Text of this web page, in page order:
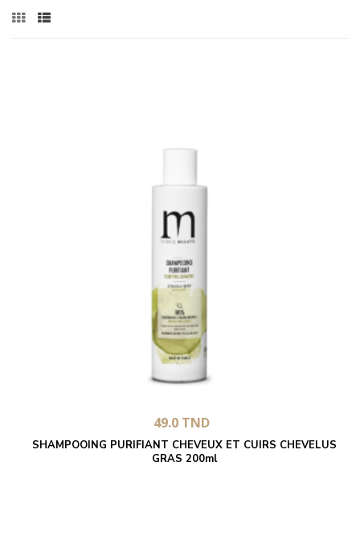
SHAMPOOING PURIFIANT CHEVEUX ET CUIRS CHEVELUS
GRAS 200ml
49.0TND